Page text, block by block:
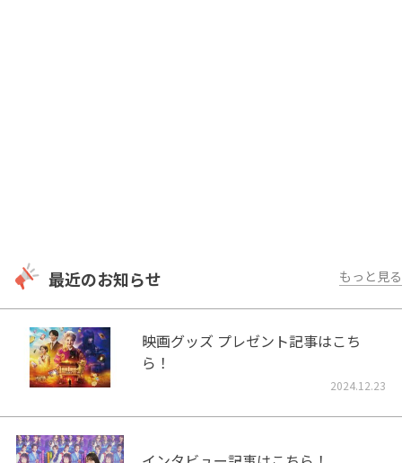
最近のお知らせ もっと見る
映画グッズ プレゼント記事はこち
ら！
2024.12.23